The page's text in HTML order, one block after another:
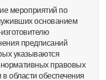
мероприятий по
основанием
предписаний
указываются
правовых
области обеспечения